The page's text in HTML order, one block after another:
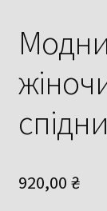
920,00 ₴